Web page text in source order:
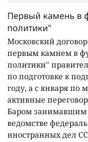
Первый камень в
политики"
Московский
первым камнем в
политики"
по подготовке к
году, а с января по
активные
Баром занимавшим
ведомстве
иностранных дел